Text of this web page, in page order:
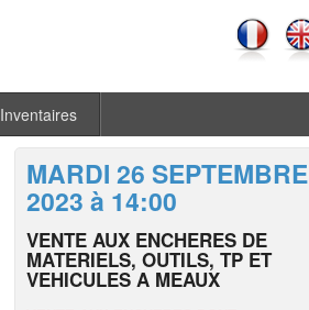
Inventaires
MARDI 26 SEPTEMBRE
2023 à 14:00
VENTE AUX ENCHERES DE
MATERIELS, OUTILS, TP ET
VEHICULES A MEAUX